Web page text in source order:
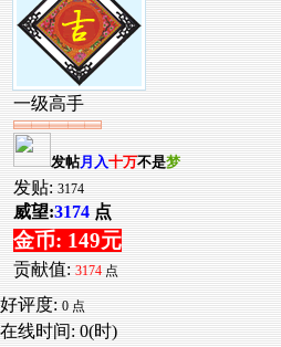
一级高手
发帖月入十万不是梦
发贴: 3174
威望:3174 点
金币: 149元
贡献值: 3174 点
好评度: 0 点
在线时间: 0(时)